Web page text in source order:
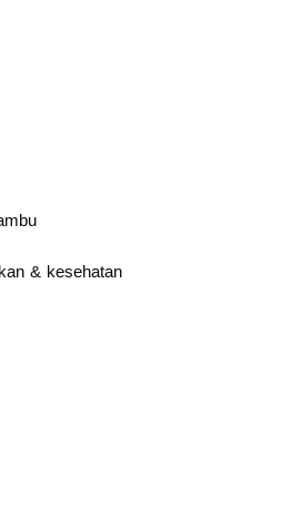
& kesehatan